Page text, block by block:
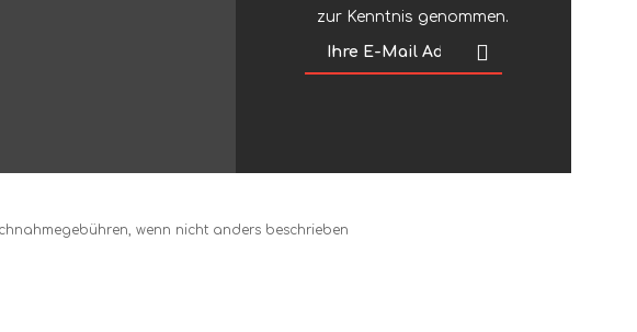
zur Kenntnis genommen.
wenn nicht anders beschrieben